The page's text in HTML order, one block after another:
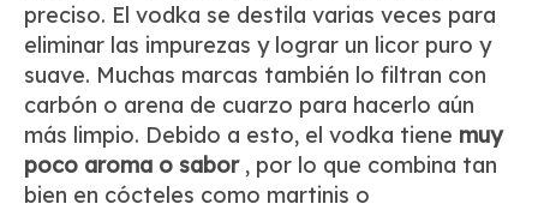
preciso. El vodka se destila varias veces para
eliminar las impurezas y lograr un licor puro y
suave. Muchas marcas también lo filtran con
carbón o arena de cuarzo para hacerlo aún
más limpio. Debido a esto, el vodka tiene muy
poco aroma o sabor , por lo que combina tan
bien en cócteles como martinis o